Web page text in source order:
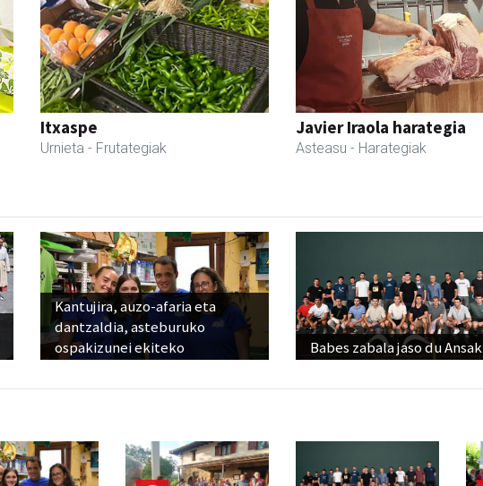
Itxaspe
Urnieta - Frutategiak
Javier Iraola harategia
Asteasu - Harategiak
Kantujira, auzo-afaria eta
dantzaldia, asteburuko
ospakizunei ekiteko
Babes zabala jaso du Ansak